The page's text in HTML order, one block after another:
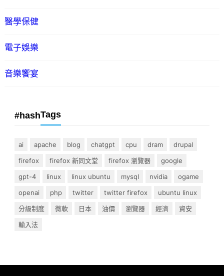
醫學保健
電子娛樂
音樂饗宴
#hashTags
ai apache blog chatgpt cpu dram
drupal
firefox
firefox 新同文堂 firefox 瀏覽器
google
gpt-4
linux linux ubuntu mysql nvidia
ogame
openai
php twitter twitter firefox
ubuntu linux
分級制度
微軟 日本 油價 瀏覽器 經濟
資安
輸入法